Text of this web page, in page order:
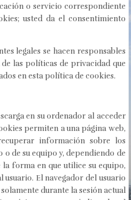
o servicio correspondiente
usted da el consentimiento
legales se hacen responsables
las políticas de privacidad que
en esta política de cookies.
en su ordenador al acceder
permiten a una página web,
información sobre los
o de su equipo y, dependiendo de
forma en que utilice su equipo,
El navegador del usuario
durante la sesión actual